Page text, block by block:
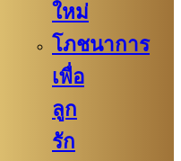
ใหม่
โภชนาการ
เพื่อ
ลูก
รัก